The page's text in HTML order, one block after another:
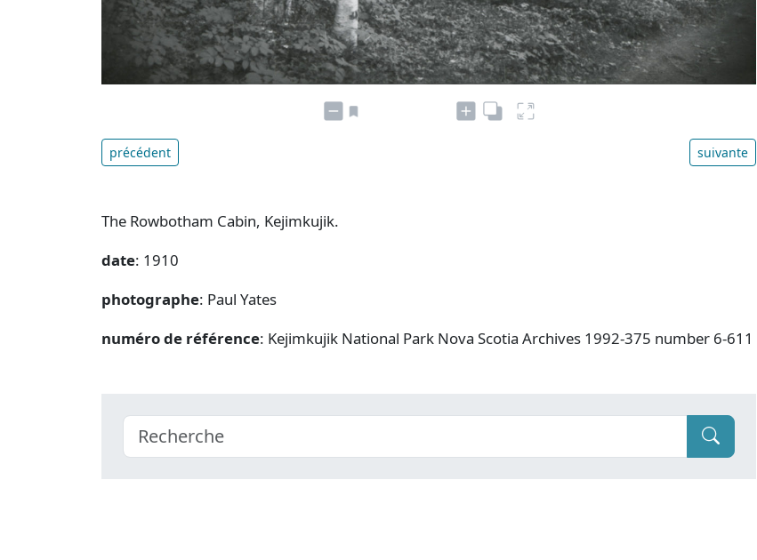
précédent suivante
The Rowbotham Cabin, Kejimkujik.
date: 1910
photographe: Paul Yates
numéro de référence: Kejimkujik National Park Nova Scotia Archives 1992-375 number 6-611